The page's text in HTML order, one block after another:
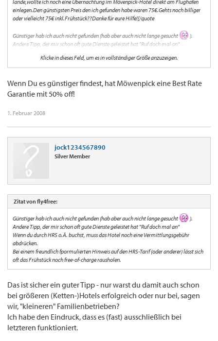
lande,wollte ich noch eine Übernachtung im Mövenpick-Hotel direkt am Flughafen
einlegen.Den günstigsten Preis den ich gefunden habe waren 75€.Gehts noch billiger
oder vielleicht 75€ inkl.Frühstück??Danke für eure Hilfe![/quote
Günstiger hab ich auch nicht gefunden (hab aber auch nicht lange gesucht
).
Andere Tipp, der mir schon oft gute Dienste geleistet hat "Ruf doch mal an"
Bei einem freundlich fpormulierten Hinweis auf den HRS-Tarif (oder anderer) lässt sich
Klicke in dieses Feld, um es in vollständiger Größe anzuzeigen.
Wenn Du es günstiger findest, hat Möwenpick eine Best Rate
Garantie mit 50% off!
1. Februar 2008
jock1234567890
Silver Member
Zitat von fly4free:
Günstiger hab ich auch nicht gefunden (hab aber auch nicht lange gesucht
).
Andere Tipp, der mir schon oft gute Dienste geleistet hat "Ruf doch mal an"
Wenn du durch HRS o.Ä. buchst, muss das Hotel noch eine Vermittlungsgebühr
abdrücken.
Bei einem freundlich fpormulierten Hinweis auf den HRS-Tarif (oder anderer) lässt sich
oft das Frühstück noch free-of-charge rausholen.
Das ist sicher ein guter Tipp - nur warst du damit auch schon
bei größeren (Ketten-)Hotels erfolgreich oder nur bei, sagen
wir, "kleineren" Familienbetrieben?
Ich habe den Eindruck, dass es (fast) ausschließlich bei
letzteren funktioniert.